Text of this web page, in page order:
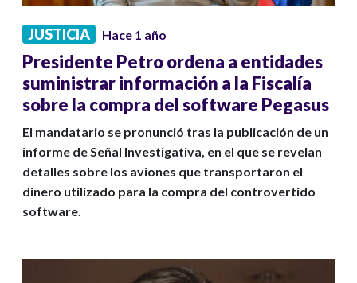
JUSTICIA Hace 1 año
Presidente Petro ordena a entidades
suministrar información a la Fiscalía
sobre la compra del software Pegasus
El mandatario se pronunció tras la publicación de un
informe de Señal Investigativa, en el que se revelan
detalles sobre los aviones que transportaron el
dinero utilizado para la compra del controvertido
software.